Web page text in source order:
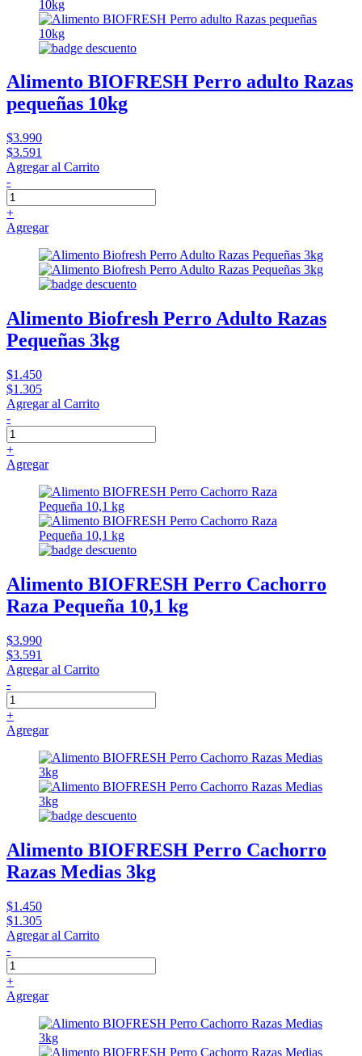
Alimento BIOFRESH Perro adulto Razas
pequeñas 10kg
$3.990
$3.591
Agregar al Carrito
-
+
Agregar
Alimento Biofresh Perro Adulto Razas
Pequeñas 3kg
$1.450
$1.305
Agregar al Carrito
-
+
Agregar
Alimento BIOFRESH Perro Cachorro
Raza Pequeña 10,1 kg
$3.990
$3.591
Agregar al Carrito
-
+
Agregar
Alimento BIOFRESH Perro Cachorro
Razas Medias 3kg
$1.450
$1.305
Agregar al Carrito
-
+
Agregar